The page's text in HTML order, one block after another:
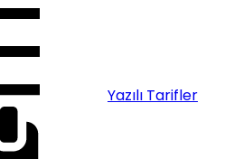
Yazılı Tarifler